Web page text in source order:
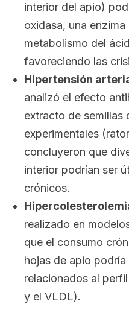
interior del apio)
oxidasa, una
metabolismo del
favoreciendo las
Hipertensión
analizó el efecto
extracto de semillas
experimentales
concluyeron que
interior podrían ser
crónicos.
realizado en
que el consumo
hojas de apio
relacionados al
y el VLDL).